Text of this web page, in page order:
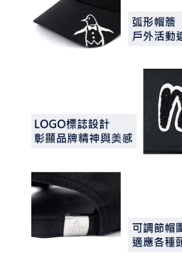
【注意事項】
１．透過由恩沛科技股份有限公司提供之「AFTEE先
易，需依本服務之必要範圍內提供個人資料，並將交
權轉讓予恩沛科技股份有限公司。
「AFTEE先享後付」，若未經同意申辦者引起之損失
４．使用「AFTEE先享後付」時，將依據個別帳號之
時審查核予不同之上限額度；若仍有額度不足之情形
請求用戶進行身份認證。
５．嚴禁一人註冊多個帳號或使用他人資訊註冊。若
恩沛科技股份有限公司將有權停止該用戶之使用額度
7-11取貨付款
免運費
付款後7-11取貨
離島宅配